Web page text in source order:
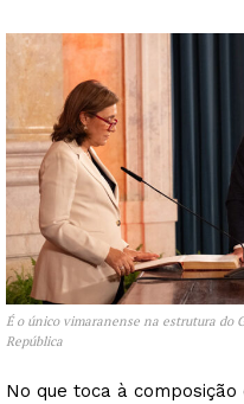
É o único vimaranense na estrutura do
República
No que toca à composição